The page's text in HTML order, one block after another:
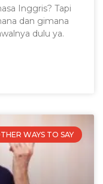
Inggris? Tapi
dan gimana
dulu ya.
WAYS TO SAY